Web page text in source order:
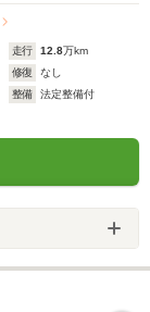
走行 12.8万km
修復
なし
整備
法定整備付